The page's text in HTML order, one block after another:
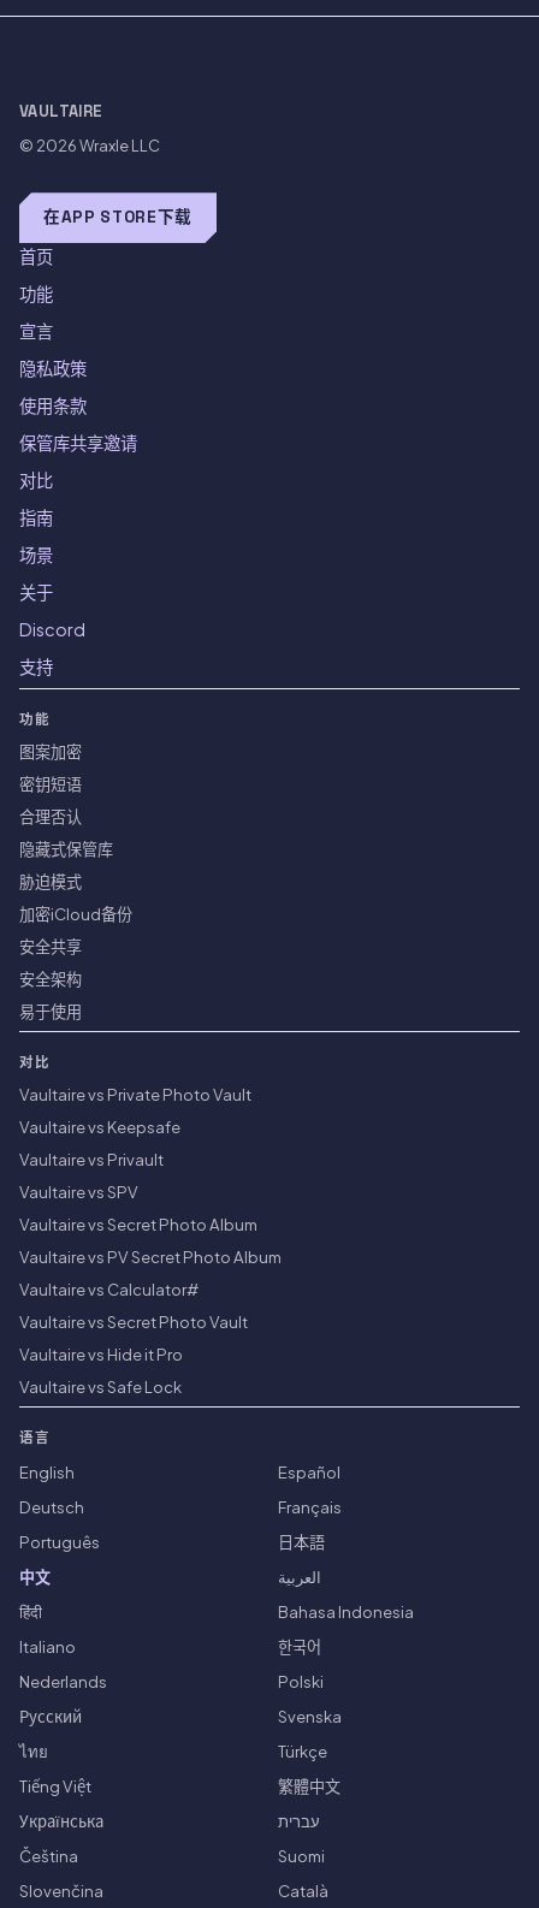
VAULTAIRE
© 2026Wraxle LLC
在APP STORE下载
首页
功能
宣言
隐私政策
使用条款
保管库共享邀请
对比
指南
场景
关于
Discord
支持
功能
图案加密
密钥短语
合理否认
隐藏式保管库
胁迫模式
加密iCloud备份
安全共享
安全架构
易于使用
对比
Vaultaire vs Private Photo Vault
Vaultaire vs Keepsafe
Vaultaire vs Privault
Vaultaire vs SPV
Vaultaire vs Secret Photo Album
Vaultaire vs PV Secret Photo Album
Vaultaire vs Calculator#
Vaultaire vs Secret Photo Vault
Vaultaire vs Hide it Pro
Vaultaire vs Safe Lock
语言
English
Español
Deutsch
Français
Português
日本語
中文
العربية
हिंदी
Bahasa Indonesia
Italiano
한국어
Nederlands
Polski
Русский
Svenska
ไทย
Türkçe
Tiếng Việt
繁體中文
Українська
עברית
Čeština
Suomi
Slovenčina
Català